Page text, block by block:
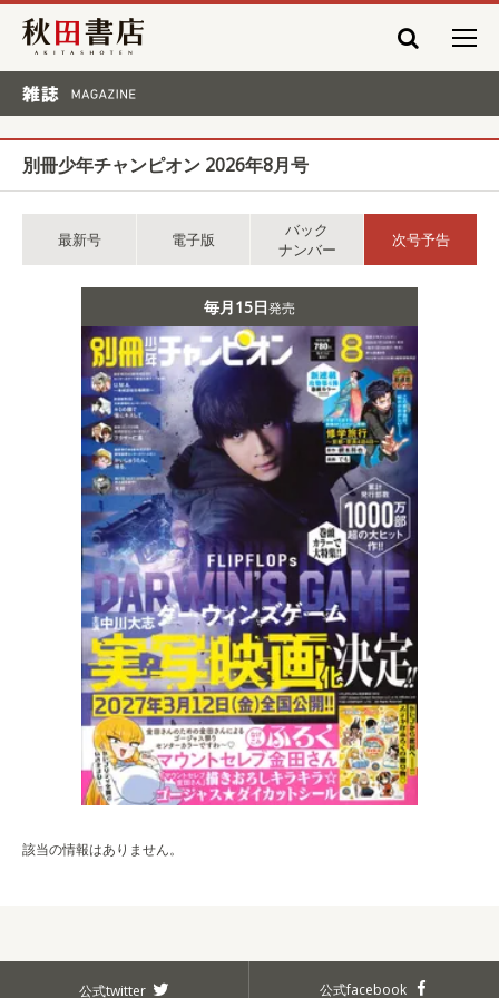
秋田書店
別冊少年チャンピオン 2026年8月号
最新号 電子版
バック
ナンバー
次号予告
毎月15日発売
該当の情報はありません。
公式twitter 公式facebook